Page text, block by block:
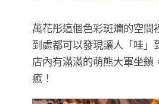
萬花彤這個色彩斑斕的空間
到處都可以發現讓人「哇」
店內有滿滿的萌熊大軍坐鎮
癒！